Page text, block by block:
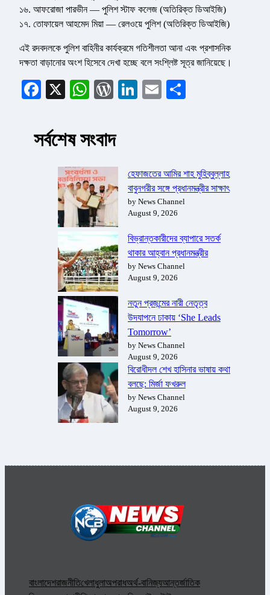
১৬. আফরোজা পারভীন — পুলিশ স্টাফ কলেজ (অতিরিক্ত ডিআইজি)
১৭. তোফায়েল আহমেদ মিয়া — রেলওয়ে পুলিশ (অতিরিক্ত ডিআইজি)
এই রদবদলকে পুলিশ বাহিনীর কার্যক্রমে গতিশীলতা আনা এবং প্রশাসনিক
দক্ষতা বাড়ানোর অংশ হিসেবে দেখা হচ্ছে বলে সংশ্লিষ্ট সূত্র জানিয়েছে।
Facebook
X WhatsApp
WordPress
LinkedIn
Email
সর্বশেষ সংবাদ
হেফাজতের আমির শাহ মুহিব্বুল্লাহ
বাবুনগরীর সঙ্গে প্রধানমন্ত্রীর সাক্ষাৎ
by News Channel
August 9, 2026
বিভ্রান্তকারীদের ব্যাপারে সতর্ক
থাকার আহ্বান প্রধানমন্ত্রীর
by News Channel
August 9, 2026
নতুন প্রজন্মের নারী নেতৃত্ব
উদযাপনে ঢাকায় ‘She Leads
Tomorrow’
by News Channel
August 9, 2026
বিরোধীদল শেখ হাসিনার ভাষায় কথা
বলছে: মির্জা ফখরুল
by News Channel
August 9, 2026
বাংলাদেশরাজনীতিখেলাধুলাঅপরাধঅর্থ-বানিজ্যআন্তর্জাতিক